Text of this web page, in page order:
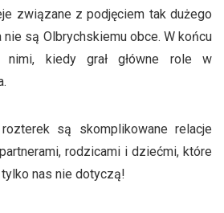
związane z podjęciem tak dużego
są Olbrychskiemu obce. W końcu
kiedy grał główne role w
są skomplikowane relacje
rodzicami i dziećmi, które
nas nie dotyczą!